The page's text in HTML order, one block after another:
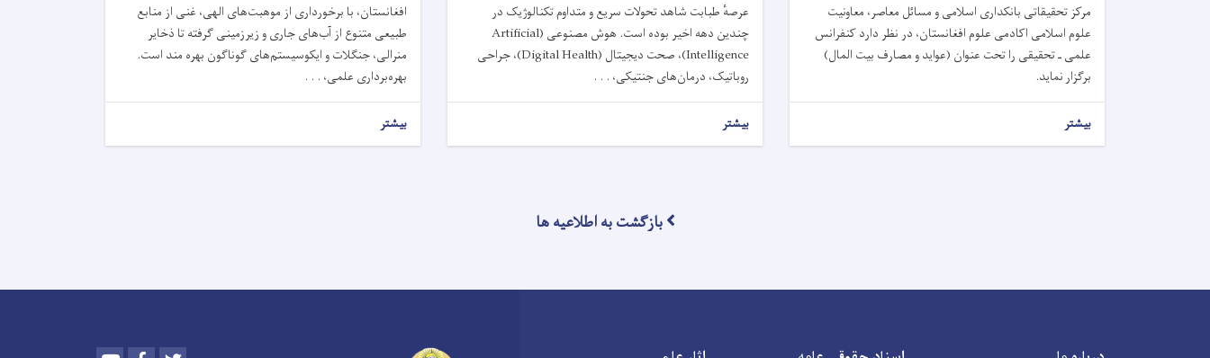
مرکز تحقیقاتی بانکداری اسلامی و مسائل معاصر، معاونیت
علوم اسلامی اکادمی علوم افغانستان، در نظر دارد کنفرانس
علمی‌ ـ تحقیقی را تحت عنوان (عواید و مصارف بیت المال)
برگزار نماید.
بیشتر
عرصهٔ طبابت شاهد تحولات سریع و متداوم تکنالوژیک در
چندین دهه اخیر بوده است. هوش مصنوعی (Artificial
Intelligence)، صحت دیجیتال (Digital Health)، جراحی
روباتیک، درمان‌های جنتیکی، . . .
بیشتر
افغانستان، با برخورداری از موهبت‌های الهی، غنی از منابع
طبیعی متنوع از آب‌های جاری و زیرزمینی گرفته تا ذخایر
منرالی، جنگلات و ايکوسیستم‌های گوناگون بهره مند است.
بهره‌برداری علمی، . . .
بیشتر
بازگشت به اطلاعیه ها